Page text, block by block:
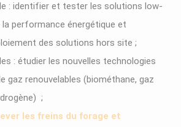
: identifier et tester les solutions low-
performance énergétique et
des solutions hors site ;
: étudier les nouvelles technologies
gaz renouvelables (biométhane, gaz
;
les freins du forage et